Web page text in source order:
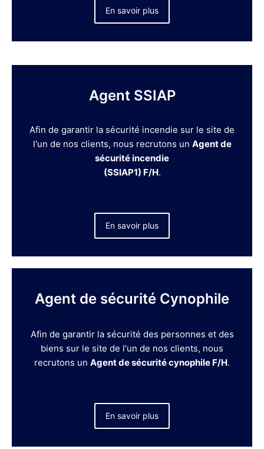
En savoir plus
Agent SSIAP
Afin de garantir la sécurité incendie sur le site de
l'un de nos clients, nous recrutons un Agent de
sécurité incendie
(SSIAP1) F/H.
En savoir plus
Agent de sécurité Cynophile
Afin de garantir la sécurité des personnes et des
biens sur le site de l'un de nos clients, nous
recrutons un Agent de sécurité cynophile F/H.
En savoir plus